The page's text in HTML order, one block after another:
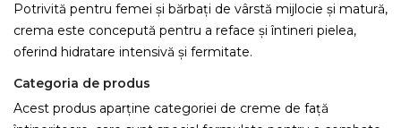
Potrivită pentru femei și bărbați de vârstă mijlocie și matură,
crema este concepută pentru a reface și întineri pielea,
oferind hidratare intensivă și fermitate.
Categoria de produs
Acest produs aparține categoriei de creme de față